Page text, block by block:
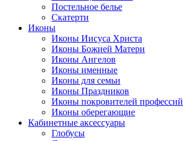
Постельное белье
Скатерти
Иконы
Иконы Иисуса Христа
Иконы Божией Матери
Иконы Ангелов
Иконы именные
Иконы для семьи
Иконы Праздников
Иконы покровителей профессий
Иконы оберегающие
Кабинетные аксессуары
Глобусы